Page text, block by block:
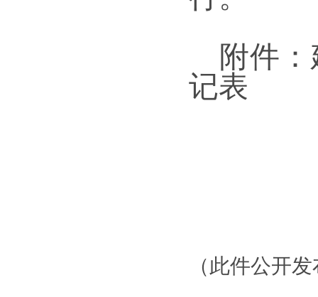
附件：
记表
（此件公开